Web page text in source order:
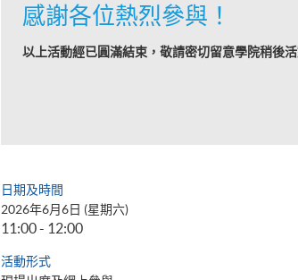
感謝各位熱烈參與！
以上活動經已圓滿結束，敬請密切留意學院稍後活
日期及時間
2026年6月6日 (星期六)
11:00 - 12:00
活動形式